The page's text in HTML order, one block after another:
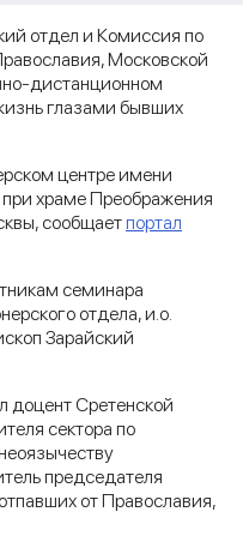
отдел и Комиссия по
Московской
дистанционном
глазами бывших
центре имени
храме Преображения
сообщает портал
семинара
отдела, и.о.
Зарайский
доцент Сретенской
сектора по
председателя
от Православия,